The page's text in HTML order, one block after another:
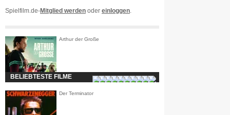
Spielfilm.de-Mitglied werden oder einloggen
Arthur der Große
BELIEBTESTE FILME
Der Terminator